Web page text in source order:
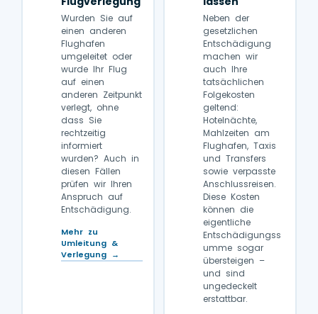
Wurden Sie auf
einen anderen
Flughafen
umgeleitet oder
wurde Ihr Flug
auf einen
anderen Zeitpunkt
verlegt, ohne
dass Sie
rechtzeitig
informiert
wurden? Auch in
diesen Fällen
prüfen wir Ihren
Anspruch auf
Entschädigung.
Mehr zu
Umleitung &
Verlegung →
Neben der
gesetzlichen
Entschädigung
machen wir
auch Ihre
tatsächlichen
Folgekosten
geltend:
Hotelnächte,
Mahlzeiten am
Flughafen, Taxis
und Transfers
sowie verpasste
Anschlussreisen.
Diese Kosten
können die
eigentliche
Entschädigungss
umme sogar
übersteigen –
und sind
ungedeckelt
erstattbar.